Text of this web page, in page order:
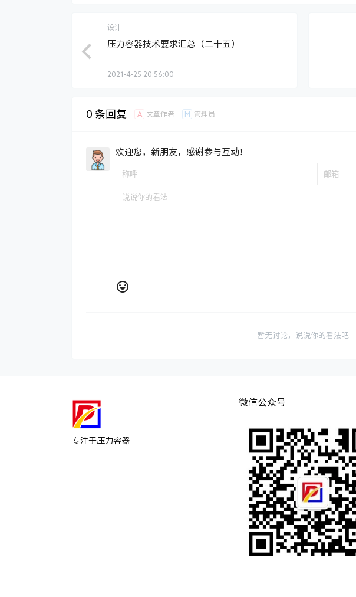
设计
压力容器技术要求汇总（二十五）
2021-4-25 20:56:00
0 条回复 A 文章作者 M 管理员
欢迎您，新朋友，感谢参与互动！
暂无讨论，说说你的看法吧
专注于压力容器
微信公众号